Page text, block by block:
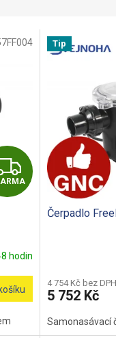
Z
D
R
M
A
hodin
Tip
Čerpadlo
4 754 Kč bez DPH
5 752 Kč
Samonasávací